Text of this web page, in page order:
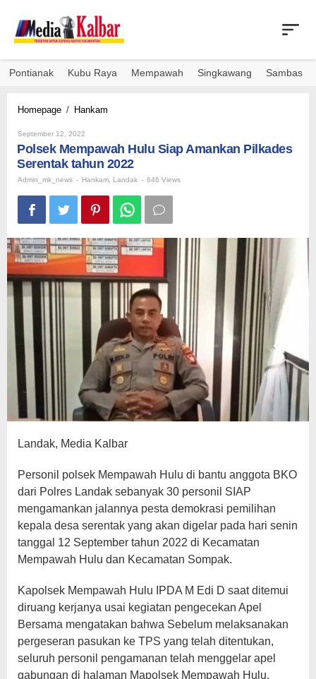
content
Pontianak Kubu Raya Mempawah Singkawang Sambas
Homepage / Hankam
Siap
Amankan
Serentak
tahun
2022
September 12, 2022
Polsek Mempawah Hulu Siap Amankan Pilkades
Serentak tahun 2022
Admin_mk_news - Hankam Landak - 646 Views
Landak, Media Kalbar
Personil polsek Mempawah Hulu di bantu anggota BKO
dari Polres Landak sebanyak 30 personil SIAP
mengamankan jalannya pesta demokrasi pemilihan
kepala desa serentak yang akan digelar pada hari senin
tanggal 12 September tahun 2022 di Kecamatan
Mempawah Hulu dan Kecamatan Sompak.
Kapolsek Mempawah Hulu IPDA M Edi D saat ditemui
diruang kerjanya usai kegiatan pengecekan Apel
Bersama mengatakan bahwa Sebelum melaksanakan
pergeseran pasukan ke TPS yang telah ditentukan,
seluruh personil pengamanan telah menggelar apel
gabungan di halaman Mapolsek Mempawah Hulu.